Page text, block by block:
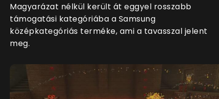
Magyarázat nélkül került át eggyel rosszabb
támogatási kategóriába a Samsung
középkategóriás terméke, ami a tavasszal jelent
meg.